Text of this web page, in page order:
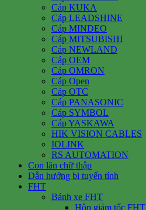
Cáp KUKA
Cáp LEADSHINE
Cáp MINDEO
Cáp MITSUBISHI
Cáp NEWLAND
Cáp OEM
Cáp OMRON
Cáp Open
Cáp OTC
Cáp PANASONIC
Cáp SYMBOL
Cáp YASKAWA
HIK VISION CABLES
IOLINK
RS AUTOMATION
Con lăn chữ thập
Dẫn hướng bi tuyến tính
FHT
Bánh xe FHT
Hộp giảm tốc FHT